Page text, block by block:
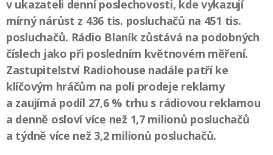
v ukazateli denní poslechovosti, kde vykazují
mírný nárůst z 436 tis. posluchačů na 451 tis.
posluchačů. Rádio Blaník zůstává na podobných
číslech jako při posledním květnovém měření.
Zastupitelství Radiohouse nadále patří ke
klíčovým hráčům na poli prodeje reklamy
a zaujímá podíl 27,6 % trhu s rádiovou reklamou
a denně osloví více než 1,7 milionů posluchačů
a týdně více než 3,2 milionů posluchačů.